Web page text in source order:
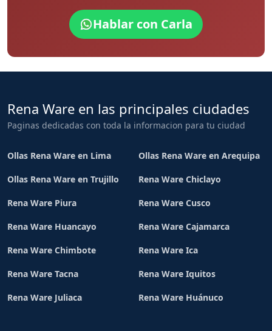
Hablar con Carla
Rena Ware en las principales ciudades
Paginas dedicadas con toda la informacion para tu ciudad
Ollas Rena Ware en Lima Ollas Rena Ware en Arequipa
Ollas Rena Ware en Trujillo Rena Ware Chiclayo
Rena Ware Piura Rena Ware Cusco
Rena Ware Huancayo Rena Ware Cajamarca
Rena Ware Chimbote Rena Ware Ica
Rena Ware Tacna Rena Ware Iquitos
Rena Ware Juliaca Rena Ware Huánuco